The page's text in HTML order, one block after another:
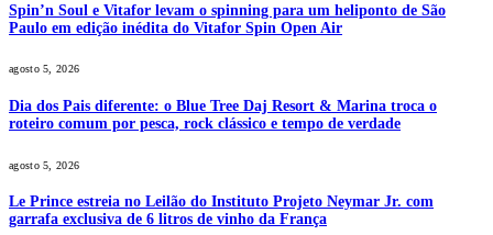
Spin’n Soul e Vitafor levam o spinning para um heliponto de São
Paulo em edição inédita do Vitafor Spin Open Air
agosto 5, 2026
Dia dos Pais diferente: o Blue Tree Daj Resort & Marina troca o
roteiro comum por pesca, rock clássico e tempo de verdade
agosto 5, 2026
Le Prince estreia no Leilão do Instituto Projeto Neymar Jr. com
garrafa exclusiva de 6 litros de vinho da França